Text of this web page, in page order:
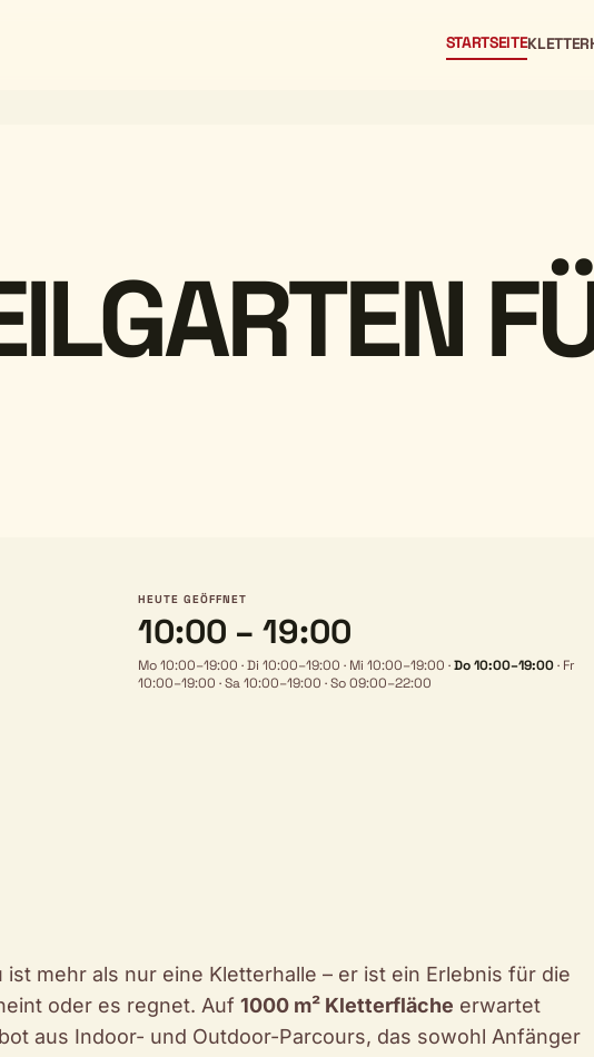
STARTSEITE
HEUTE GEÖFFNET
10:00 – 19:00
Mo 10:00–19:00 ·Di 10:00–19:00 · Mi 10:00–19:00 ·Do 10:00–19:00· Fr
10:00–19:00 ·Sa 10:00–19:00 ·So 09:00–22:00
mehr als nur eine Kletterhalle – er ist ein Erlebnis für die
oder es regnet. Auf 1000 m² Kletterfläche erwartet
aus Indoor- und Outdoor-Parcours, das sowohl Anfänger